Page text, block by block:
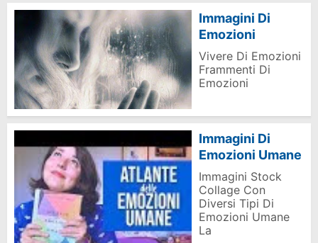
Immagini Di
Emozioni
Vivere Di Emozioni
Frammenti Di
Emozioni
Immagini Di
Emozioni Umane
Immagini Stock
Collage Con
Diversi Tipi Di
Emozioni Umane
La